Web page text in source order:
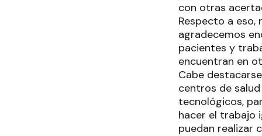
con otras
Respecto a
agradecemos
pacientes y
encuentran en
Cabe
centros de
tecnológicos,
hacer el trabajo
puedan realizar